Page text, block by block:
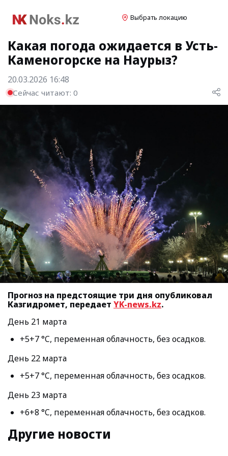
Выбрать локацию
Какая погода ожидается в Усть-
Каменогорске на Наурыз?
20.03.2026 16:48
Сейчас читают: 0
Прогноз на предстоящие три дня опубликовал
Казгидромет, передает YK-news.kz.
День 21 марта
+5+7 °C, переменная облачность, без осадков.
День 22 марта
+5+7 °C, переменная облачность, без осадков.
День 23 марта
+6+8 °C, переменная облачность, без осадков.
Другие новости